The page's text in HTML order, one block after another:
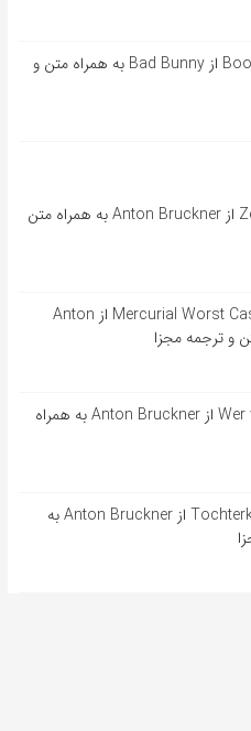
آهنگ اسپانیایی Booker T از Bad Bunny به همراه متن و
آهنگ آلمانی Zerrissen از Anton Bruckner به همراه متن
آهنگ آلمانی Mercurial Worst Case Band از Anton
آهنگ آلمانی Wer wir sind از Anton Bruckner به همراه
آهنگ آلمانی Tochterkomplex از Anton Bruckner به